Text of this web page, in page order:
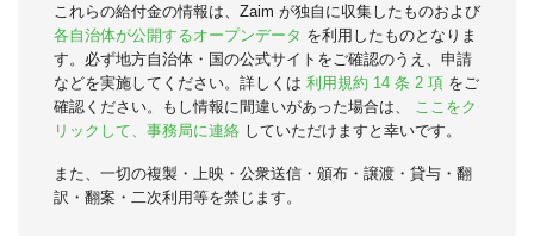
これらの給付金の情報は、Zaim が独自に収集したものおよび
各自治体が公開するオープンデータ を利用したものとなりま
す。必ず地方自治体・国の公式サイトをご確認のうえ、申請
などを実施してください。詳しくは 利用規約 14 条 2 項 をご
確認ください。もし情報に間違いがあった場合は、
ここをク
リックして、事務局に連絡 していただけますと幸いです。
また、一切の複製・上映・公衆送信・頒布・譲渡・貸与・翻
訳・翻案・二次利用等を禁じます。